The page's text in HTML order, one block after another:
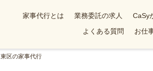
家事代行とは 業務委託の求人 CaSy
よくある質問
お仕
東区の家事代行